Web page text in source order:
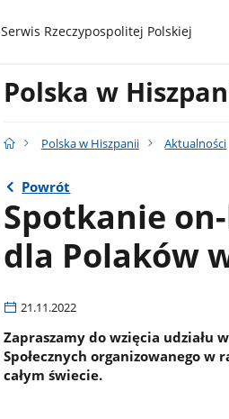
gov.pl
Serwis Rzeczypospolitej Polskiej
Polska w
Polska w Hiszpanii Aktualności
Powrót
Spotkanie
dla Polaków
21.11.2022
Zapraszamy do wzięcia udziału
Społecznych organizowanego w
całym świecie.